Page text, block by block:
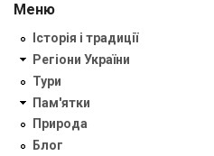
Меню
Історія і традиції
Регіони України
Тури
Пам'ятки
Природа
Блог